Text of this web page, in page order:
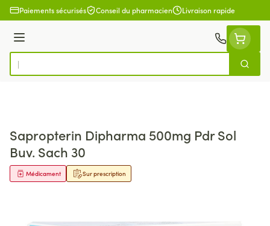
Aller au contenu
Paiements sécurisés Conseil du pharmacien Livraison rapide
Menu
Rechercher
Sapropterin Dipharma 500mg Pdr Sol
Buv. Sach 30
Sur prescription
Médicament